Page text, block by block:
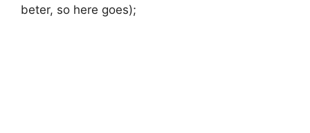
beter, so here goes);